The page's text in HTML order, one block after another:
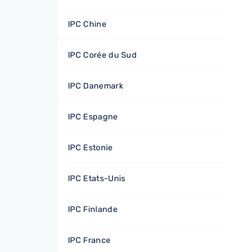
IPC Chine
IPC Corée du Sud
IPC Danemark
IPC Espagne
IPC Estonie
IPC Etats-Unis
IPC Finlande
IPC France